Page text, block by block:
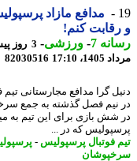
مدافع مازاد پرسپولیس:
کنم!
7
-ورزشی-
17:10
82030516
گرا مدافع مجارستانی تیم
فصل گذشته به جمع
بازی برای این تیم به میدان
که در ...
فوتبال پرسپولیس-پرسپولیس